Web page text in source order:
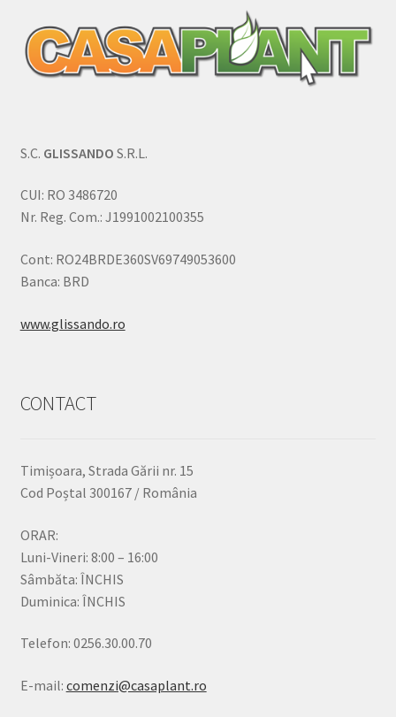
S.C. GLISSANDO S.R.L.
CUI: RO 3486720
Nr. Reg. Com.: J1991002100355
Cont: RO24BRDE360SV69749053600
Banca: BRD
www.glissando.ro
CONTACT
Timișoara, Strada Gării nr. 15
Cod Poștal 300167 / România
ORAR:
Luni-Vineri: 8:00 – 16:00
Sâmbăta: ÎNCHIS
Duminica: ÎNCHIS
Telefon: 0256.30.00.70
E-mail: comenzi@casaplant.ro